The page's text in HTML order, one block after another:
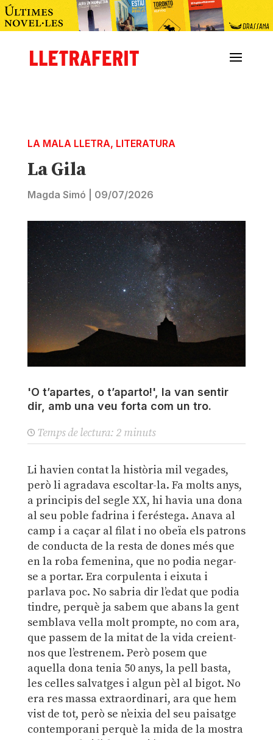
LA MALA LLETRA, LITERATURA
La Gila
Magda Simó 09/07/2026
'O t’apartes, o t’aparto!', la van sentir
dir, amb una veu forta com un tro.
Temps de lectura: 2 minuts
Li havien contat la història mil vegades,
però li agradava escoltar-la. Fa molts anys,
a principis del segle XX, hi havia una dona
al seu poble fadrina i feréstega. Anava al
camp i a caçar al filat i no obeïa els patrons
de conducta de la resta de dones més que
en la roba femenina, que no podia negar-
se a portar. Era corpulenta i eixuta i
parlava poc. No sabria dir l’edat que podia
tindre, perquè ja sabem que abans la gent
semblava vella molt prompte, no com ara,
que passem de la mitat de la vida creient-
nos que l’estrenem. Però posem que
aquella dona tenia 50 anys, la pell basta,
les celles salvatges i algun pèl al bigot. No
era res massa extraordinari, ara que hem
vist de tot, però se n’eixia del seu paisatge
contemporani perquè la mida de la mostra